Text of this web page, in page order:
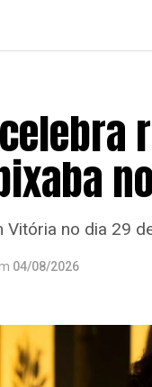
no dia 29
04/08/2026